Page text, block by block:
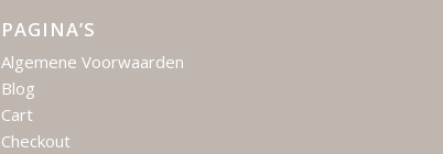
PAGINA’S
Algemene Voorwaarden
Blog
Cart
Checkout